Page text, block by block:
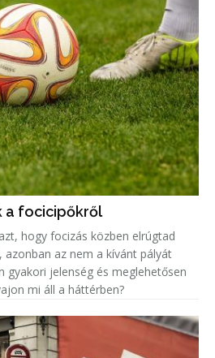
a focicipőkről
hogy focizás közben elrúgtad
azonban az nem a kívánt pályát
gyakori jelenség és meglehetősen
mi áll a háttérben?